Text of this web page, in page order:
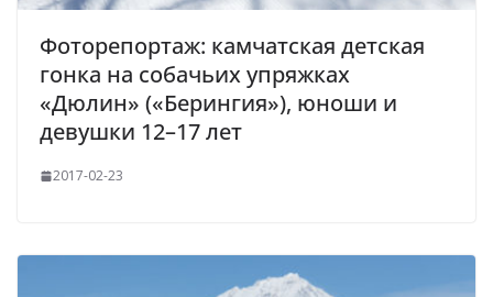
Фоторепортаж: камчатская детская
гонка на собачьих упряжках
«Дюлин» («Берингия»), юноши и
девушки 12–17 лет
2017-02-23